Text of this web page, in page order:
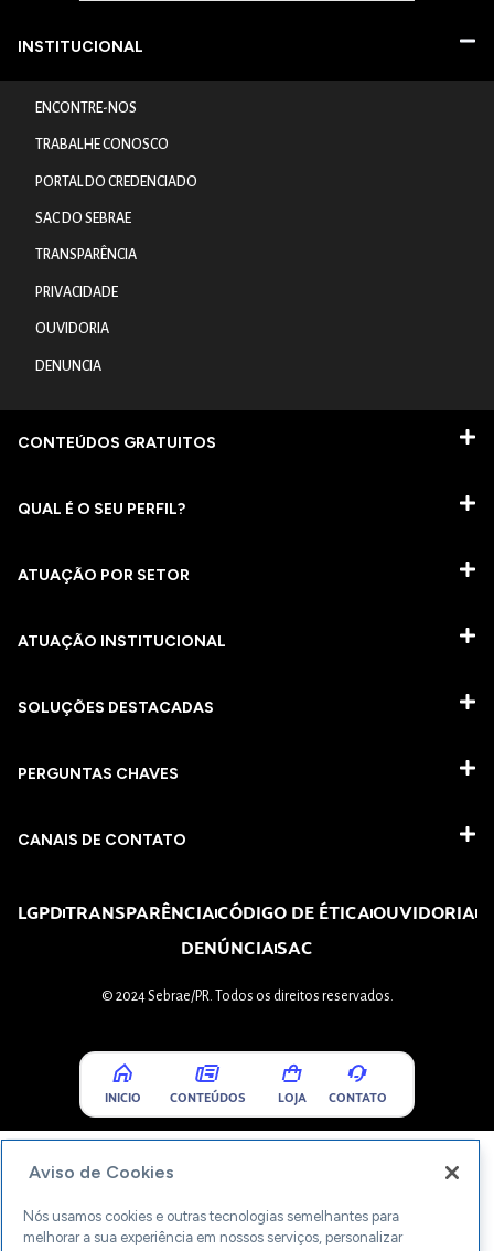
INSTITUCIONAL
ENCONTRE-NOS
TRABALHE CONOSCO
PORTAL DO CREDENCIADO
SAC DO SEBRAE
TRANSPARÊNCIA
PRIVACIDADE
OUVIDORIA
DENUNCIA
CONTEÚDOS GRATUITOS
QUAL É O SEU PERFIL?
ATUAÇÃO POR SETOR
ATUAÇÃO INSTITUCIONAL
SOLUÇÕES DESTACADAS
PERGUNTAS CHAVES​
CANAIS DE CONTATO
LGPDTRANSPARÊNCIACÓDIGO DE ÉTICAOUVIDORIA
DENÚNCIASAC
© 2024 Sebrae/PR. Todos os direitos reservados.
INICIO CONTEÚDOS LOJA CONTATO
Aviso de Cookies
Nós usamos cookies e outras tecnologias semelhantes para
melhorar a sua experiência em nossos serviços, personalizar